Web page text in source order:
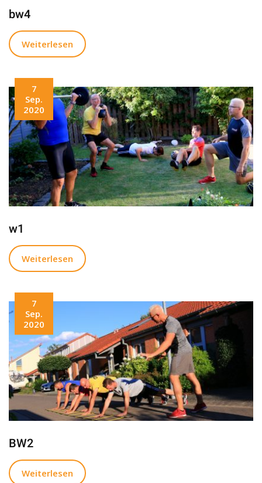
bw4
Weiterlesen
7
Sep.
2020
w1
Weiterlesen
7
Sep.
2020
BW2
Weiterlesen